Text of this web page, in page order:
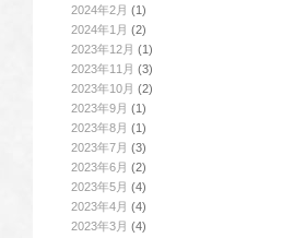
2024年2月 (1)
2024年1月 (2)
2023年12月 (1)
2023年11月 (3)
2023年10月 (2)
2023年9月 (1)
2023年8月 (1)
2023年7月 (3)
2023年6月 (2)
2023年5月 (4)
2023年4月 (4)
2023年3月 (4)